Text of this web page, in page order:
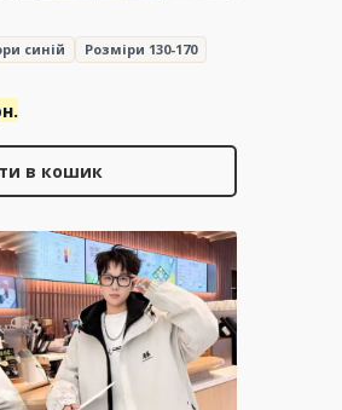
синій
Розміри 130-170
Поточна
257.11 грн..
в кошик